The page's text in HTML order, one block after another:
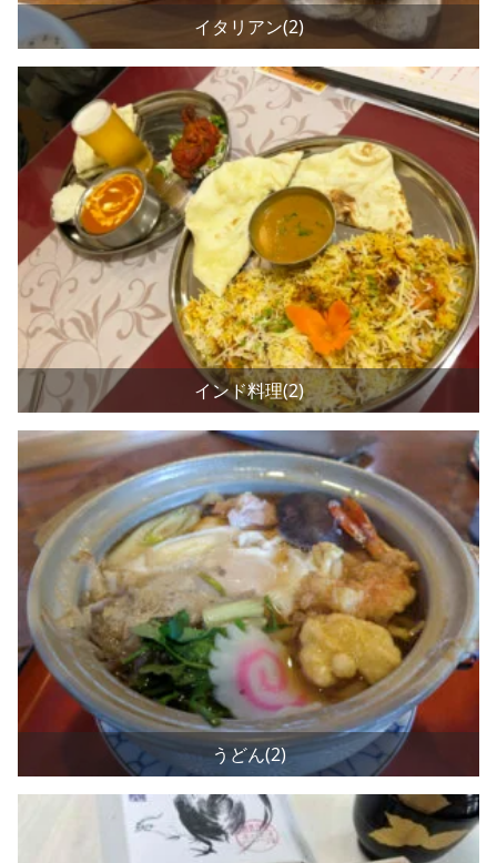
イタリアン(2)
インド料理(2)
うどん(2)